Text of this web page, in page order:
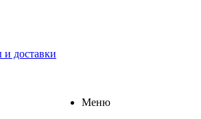
и доставки
Меню